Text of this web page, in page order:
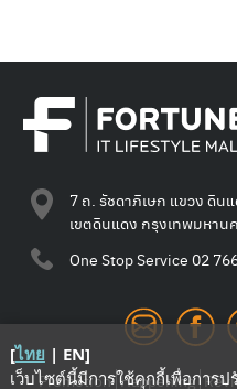
7 ถ. รัชดาภิเษก แขวง ดิน
เขตดินแดง กรุงเทพมหาน
One Stop Service 02
Promotion Happening
[ไทย | EN]
เว็บไซต์นี้มีการใช้คุกกี้เพื่อการ